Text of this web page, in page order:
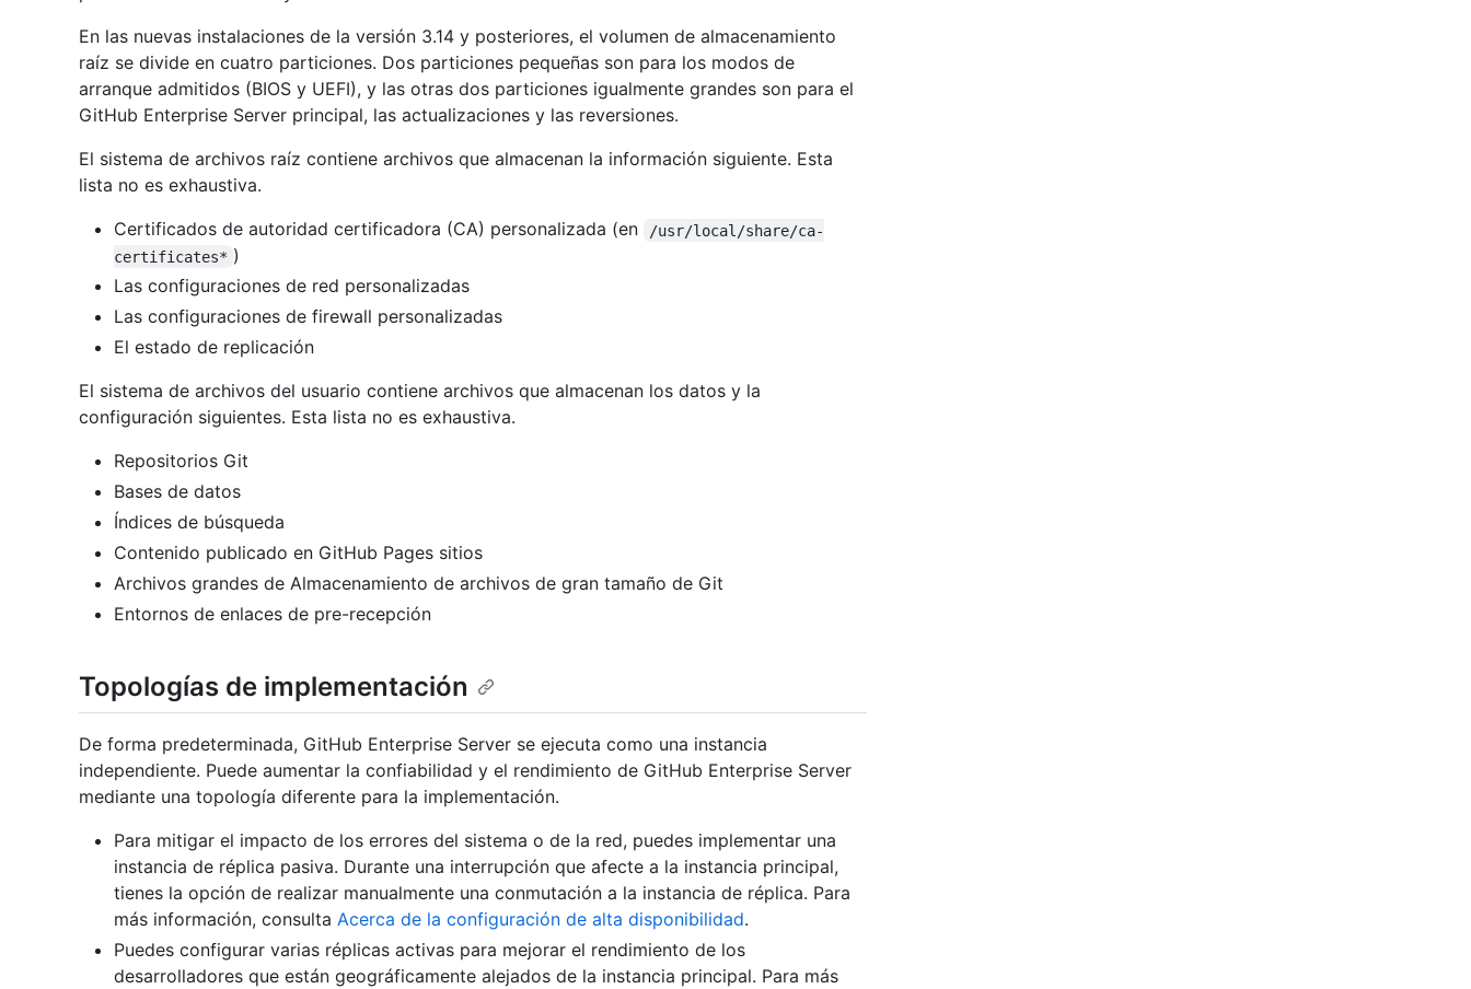
En las nuevas instalaciones de la versión 3.14 y posteriores, el volumen de almacenamiento
raíz se divide en cuatro particiones. Dos particiones pequeñas son para los modos de
arranque admitidos (BIOS y UEFI), y las otras dos particiones igualmente grandes son para el
GitHub Enterprise Server principal, las actualizaciones y las reversiones.
El sistema de archivos raíz contiene archivos que almacenan la información siguiente. Esta
lista no es exhaustiva.
Certificados de autoridad certificadora (CA) personalizada (en
/usr/local/share/ca-
certificates* )
Las configuraciones de red personalizadas
Las configuraciones de firewall personalizadas
El estado de replicación
El sistema de archivos del usuario contiene archivos que almacenan los datos y la
configuración siguientes. Esta lista no es exhaustiva.
Repositorios Git
Bases de datos
Índices de búsqueda
Contenido publicado en GitHub Pages sitios
Archivos grandes de Almacenamiento de archivos de gran tamaño de Git
Entornos de enlaces de pre-recepción
Topologías de implementación
De forma predeterminada, GitHub Enterprise Server se ejecuta como una instancia
independiente. Puede aumentar la confiabilidad y el rendimiento de GitHub Enterprise Server
mediante una topología diferente para la implementación.
Para mitigar el impacto de los errores del sistema o de la red, puedes implementar una
instancia de réplica pasiva. Durante una interrupción que afecte a la instancia principal,
tienes la opción de realizar manualmente una conmutación a la instancia de réplica. Para
más información, consulta Acerca de la configuración de alta disponibilidad.
Puedes configurar varias réplicas activas para mejorar el rendimiento de los
desarrolladores que están geográficamente alejados de la instancia principal. Para más